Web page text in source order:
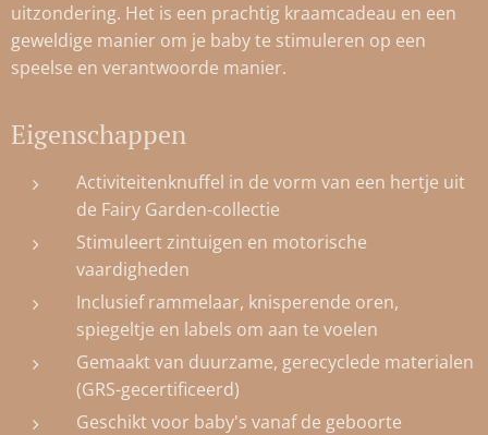
uitzondering. Het is een prachtig kraamcadeau en een
geweldige manier om je baby te stimuleren op een
speelse en verantwoorde manier.
Eigenschappen
Activiteitenknuffel in de vorm van een hertje uit
de Fairy Garden-collectie
Stimuleert zintuigen en motorische
vaardigheden
Inclusief rammelaar, knisperende oren,
spiegeltje en labels om aan te voelen
Gemaakt van duurzame, gerecyclede materialen
(GRS-gecertificeerd)
Geschikt voor baby's vanaf de geboorte